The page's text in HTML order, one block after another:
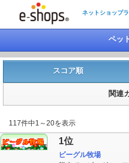
ネットショップラ
ペッ
スコア順
関連
117件中1～20を表示
1位
ビーグル牧場